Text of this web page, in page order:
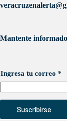
Mantente
Ingresa tu correo *
Suscribirse